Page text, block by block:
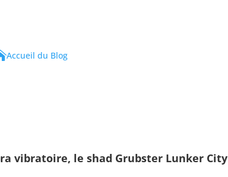
Accueil du Blog
vibratoire, le shad Grubster Lunker City